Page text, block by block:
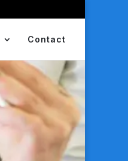
Contact